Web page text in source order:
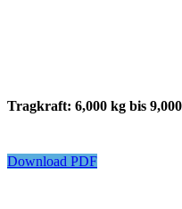
Tragkraft: 6,000 kg bis
Download PDF